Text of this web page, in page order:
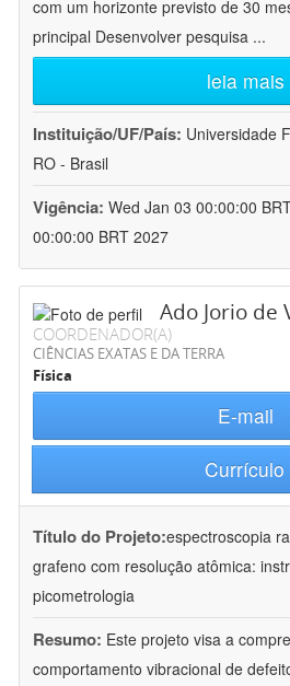
com um horizonte previsto de 30
principal Desenvolver pesquisa ...
leia mais
Instituição/UF/País: Universidade
RO - Brasil
Vigência: Wed Jan 03 00:00:00
00:00:00 BRT 2027
Ado Jorio de
COORDENADOR(A)
CIÊNCIAS EXATAS E DA TERRA
Física
E-mail
Currículo
Título do Projeto:espectroscopia
grafeno com resolução atômica:
picometrologia
Resumo: Este projeto visa a
comportamento vibracional de